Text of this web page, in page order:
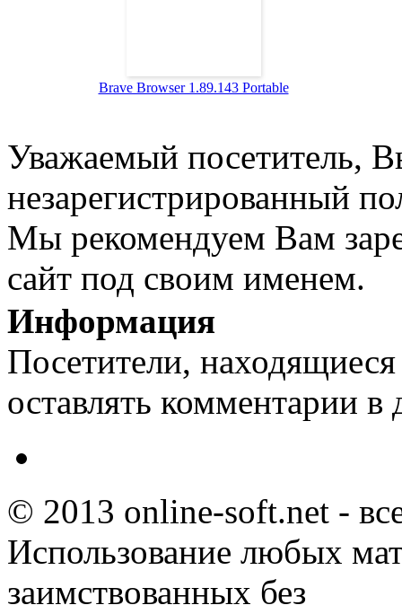
Brave Browser 1.89.143 Portable
Уважаемый посетитель,
незарегистрированный
Мы рекомендуем Вам
сайт под своим именем.
Информация
Посетители,
оставлять комментарии в
© 2013 online-soft.net -
Использование любых
заимствованных без